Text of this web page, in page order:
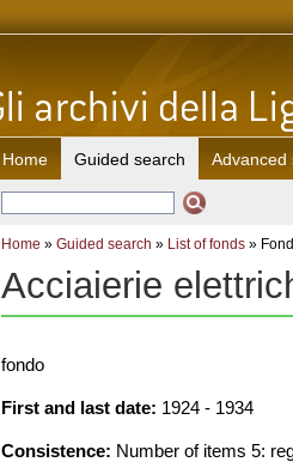
Home Guided search Advanced
Home » Guided search » List of fonds » Fond
Acciaierie
fondo
First and last date: 1924 - 1934
Consistence: Number of items 5: